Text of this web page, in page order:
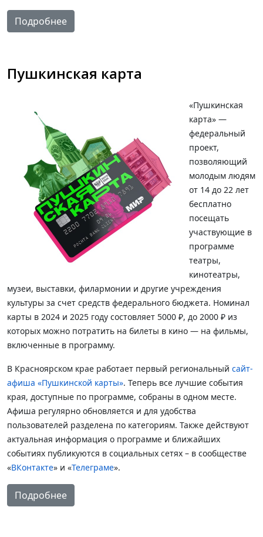
Подробнее
Пушкинская карта
«Пушкинская
карта» —
федеральный
проект,
позволяющий
молодым людям
от 14 до 22 лет
бесплатно
посещать
участвующие в
программе
театры,
кинотеатры,
музеи, выставки, филармонии и другие учреждения
культуры за счет средств федерального бюджета. Номинал
карты в 2024 и 2025 году состовляет 5000 ₽, до 2000 ₽ из
которых можно потратить на билеты в кино — на фильмы,
включенные в программу.
В Красноярском крае работает первый региональный сайт-
афиша «Пушкинской карты». Теперь все лучшие события
края, доступные по программе, собраны в одном месте.
Афиша регулярно обновляется и для удобства
пользователей разделена по категориям. Также действуют
актуальная информация о программе и ближайших
событиях публикуются в социальных сетях – в сообществе
«ВКонтакте» и «Телеграме».
Подробнее